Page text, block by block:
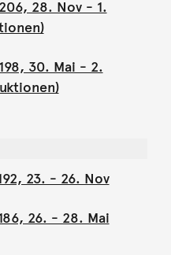
28. Nov - 1.
30. Mai - 2.
23. - 26. Nov
26. - 28. Mai